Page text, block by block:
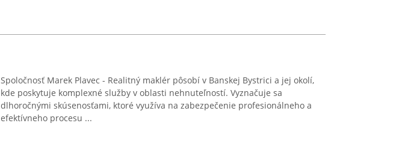
Spoločnosť Marek Plavec - Realitný maklér pôsobí v Banskej Bystrici a jej okolí,
kde poskytuje komplexné služby v oblasti nehnuteľností. Vyznačuje sa
dlhoročnými skúsenosťami, ktoré využíva na zabezpečenie profesionálneho a
efektívneho procesu ...